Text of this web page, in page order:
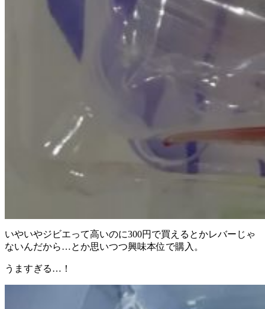
いやいやジビエって高いのに300円で買えるとかレバーじゃ
ないんだから…とか思いつつ興味本位で購入。
うますぎる…！